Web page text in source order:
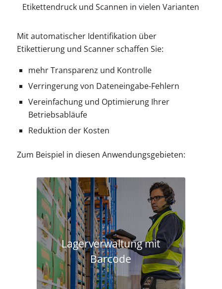
Etikettendruck und Scannen in vielen Varianten
Mit automatischer Identifikation über
Etikettierung und Scanner schaffen Sie:
mehr Transparenz und Kontrolle
Verringerung von Dateneingabe-Fehlern
Vereinfachung und Optimierung Ihrer
Betriebsabläufe
Reduktion der Kosten
Zum Beispiel in diesen Anwendungsgebieten:
Lagerverwaltung mit
Barcode